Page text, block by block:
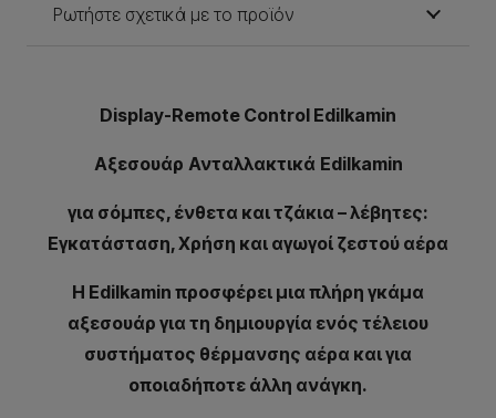
Ρωτήστε σχετικά με το προϊόν
Display-Remote Control Edilkamin
Αξεσουάρ Ανταλλακτικά Edilkamin
για σόμπες, ένθετα και τζάκια – λέβητες:
Εγκατάσταση, Χρήση και αγωγοί ζεστού αέρα
Η Edilkamin προσφέρει μια πλήρη γκάμα
αξεσουάρ για τη δημιουργία ενός τέλειου
συστήματος θέρμανσης αέρα και για
οποιαδήποτε άλλη ανάγκη.